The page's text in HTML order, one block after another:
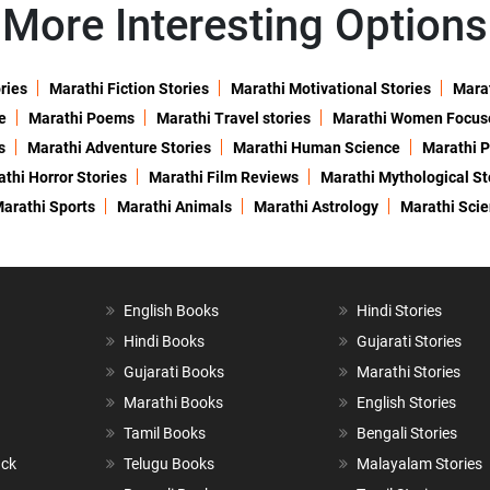
More Interesting Options
Marathi Fiction Stories Marathi Motivational Stories
Marathi Poems Marathi Travel stories
Marathi Women
Marathi Adventure Stories Marathi Human Science
Marathi
Horror Stories
Marathi Film Reviews
Marathi Mythological
Sports
Marathi Animals Marathi Astrology Marathi
English Books
Hindi Books
Gujarati Books
Marathi Books
Tamil Books
Telugu Books
Hindi Stories
Gujarati Stories
Marathi Stories
English Stories
Bengali Stories
Malayalam Stories